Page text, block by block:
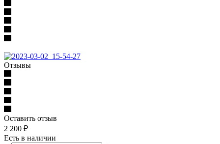
Отзывы
Оставить отзыв
2 200 ₽
Есть в наличии